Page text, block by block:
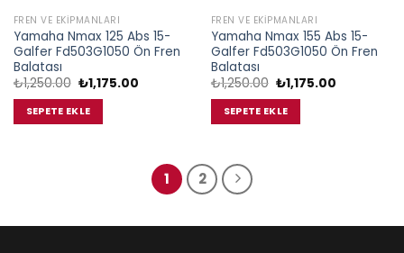
FREN VE EKIPMANLARI
Yamaha Nmax 125 Abs 15-
Galfer Fd503G1050 Ön Fren
Balatası
₺1,250.00 Orijinal
fiyat:
₺1,250.00.
₺1,175.00Şu
SEPETE EKLE
FREN VE EKIPMANLARI
Yamaha Nmax 155 Abs 15-
Galfer Fd503G1050 Ön Fren
Balatası
₺1,250.00 Orijinal
fiyat:
₺1,250.00.
₺1,175.00Şu
SEPETE EKLE
1 2